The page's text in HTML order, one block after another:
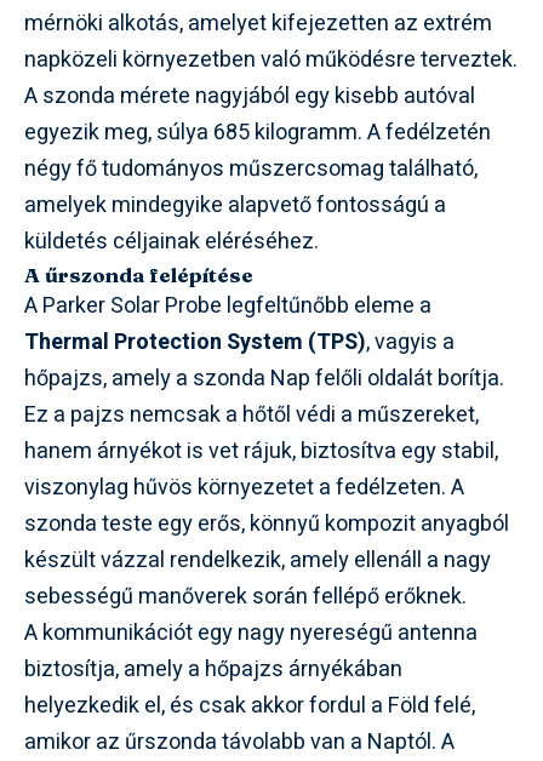
mérnöki alkotás, amelyet kifejezetten az extrém
napközeli környezetben való működésre terveztek.
A szonda mérete nagyjából egy kisebb autóval
egyezik meg, súlya 685 kilogramm. A fedélzetén
négy fő tudományos műszercsomag található,
amelyek mindegyike alapvető fontosságú a
küldetés céljainak eléréséhez.
A űrszonda felépítése
A Parker Solar Probe legfeltűnőbb eleme a
Thermal Protection System (TPS), vagyis a
hőpajzs, amely a szonda Nap felőli oldalát borítja.
Ez a pajzs nemcsak a hőtől védi a műszereket,
hanem árnyékot is vet rájuk, biztosítva egy stabil,
viszonylag hűvös környezetet a fedélzeten. A
szonda teste egy erős, könnyű kompozit anyagból
készült vázzal rendelkezik, amely ellenáll a nagy
sebességű manőverek során fellépő erőknek.
A kommunikációt egy nagy nyereségű antenna
biztosítja, amely a hőpajzs árnyékában
helyezkedik el, és csak akkor fordul a Föld felé,
amikor az űrszonda távolabb van a Naptól. A